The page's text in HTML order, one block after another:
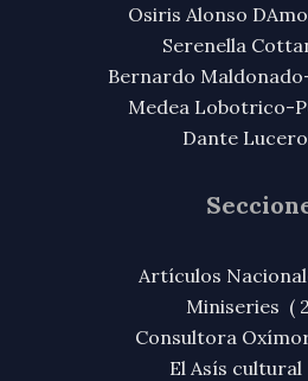
Osiris Alonso
Serenella
Bernardo
Medea Lobotrico-
Dante
Artículos
Miniseries (
Consultora
El Asís cultural